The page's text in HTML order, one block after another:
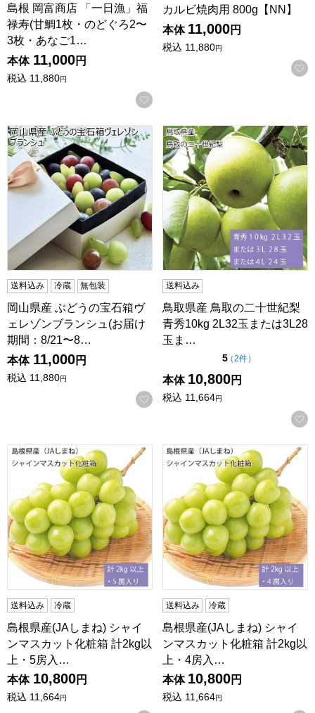
島根 岡富商店 「一日漁」福
禄寿(甘鯛1枚・のどぐろ2〜
3枚・あなご1…
本体 11,000円
税込 11,880円
お気に入りに登録する
カルビ焼肉用 800g【NN】
本体 11,000円
税込 11,880円
岡山県産 ぶどうの宝石箱ヴェレゾンブランシュ(お届け期間
送料込み 冷蔵 無包装
岡山県産 ぶどうの宝石箱ヴ
ェレゾンブランシュ(お届け
期間：8/21〜8…
本体 11,000円
税込 11,880円
お気に入りに登録する
鳥取県産 鳥取の二十世紀梨
送料込み
鳥取県産 鳥取の二十世紀梨
青秀10kg 2L32玉または3L28
玉ま…
5点（5点満点中）
（2件の評価
）
本体 10,800円
税込 11,664円
島根県産(JAしまね) シャインマスカット化粧箱 計2kg以上
送料込み 冷蔵
島根県産(JAしまね) シャイ
ンマスカット化粧箱 計2kg以
上・5房入…
本体 10,800円
税込 11,664円
島根県産(JAしまね) シャイ
送料込み 冷蔵
島根県産(JAしまね) シャイ
ンマスカット化粧箱 計2kg以
上・4房入…
本体 10,800円
税込 11,664円